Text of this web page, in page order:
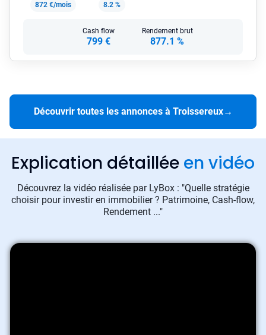
872 €/mois
8.2 %
Cash flow
799 €
Rendement brut
877.1 %
Découvrir toutes les annonces à Troissereux→
Explication détaillée en vidéo
Découvrez la vidéo réalisée par LyBox : "Quelle stratégie
choisir pour investir en immobilier ? Patrimoine, Cash-flow,
Rendement ..."